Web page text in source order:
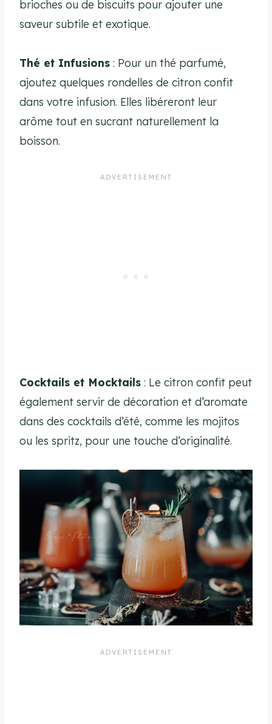
brioches ou de biscuits pour ajouter une
saveur subtile et exotique.
Thé et Infusions : Pour un thé parfumé,
ajoutez quelques rondelles de citron confit
dans votre infusion. Elles libéreront leur
arôme tout en sucrant naturellement la
boisson.
Cocktails et Mocktails : Le citron confit peut
également servir de décoration et d’aromate
dans des cocktails d’été, comme les mojitos
ou les spritz, pour une touche d’originalité.